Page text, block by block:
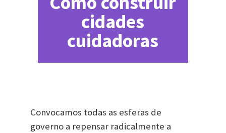
cidades
cuidadoras
Convocamos todas as esferas de
governo a repensar radicalmente a